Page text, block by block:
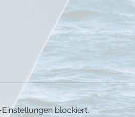
blockiert.